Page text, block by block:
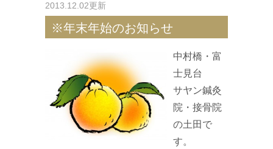
2013.12.02更新
※年末年始のお知らせ
中村橋・富
士見台
サヤン鍼灸
院・接骨院
の土田で
す。